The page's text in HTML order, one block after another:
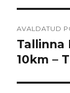
AVALDATUD
Tallinna
10km –